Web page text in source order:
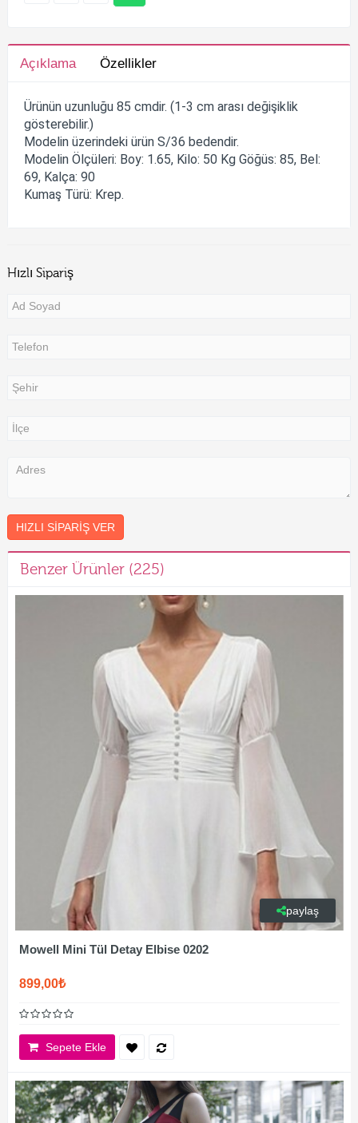
Açıklama Özellikler
Ürünün uzunluğu 85 cmdir. (1-3 cm arası değişiklik
gösterebilir.)
Modelin üzerindeki ürün S/36 bedendir.
Modelin Ölçüleri: Boy: 1.65, Kilo: 50 Kg Göğüs: 85, Bel:
69, Kalça: 90
Kumaş Türü: Krep.
Hızlı Sipariş
HIZLI SIPARIŞ VER
Benzer Ürünler (225)
paylaş
Mowell Mini Tül Detay Elbise 0202
899,00₺
Sepete Ekle